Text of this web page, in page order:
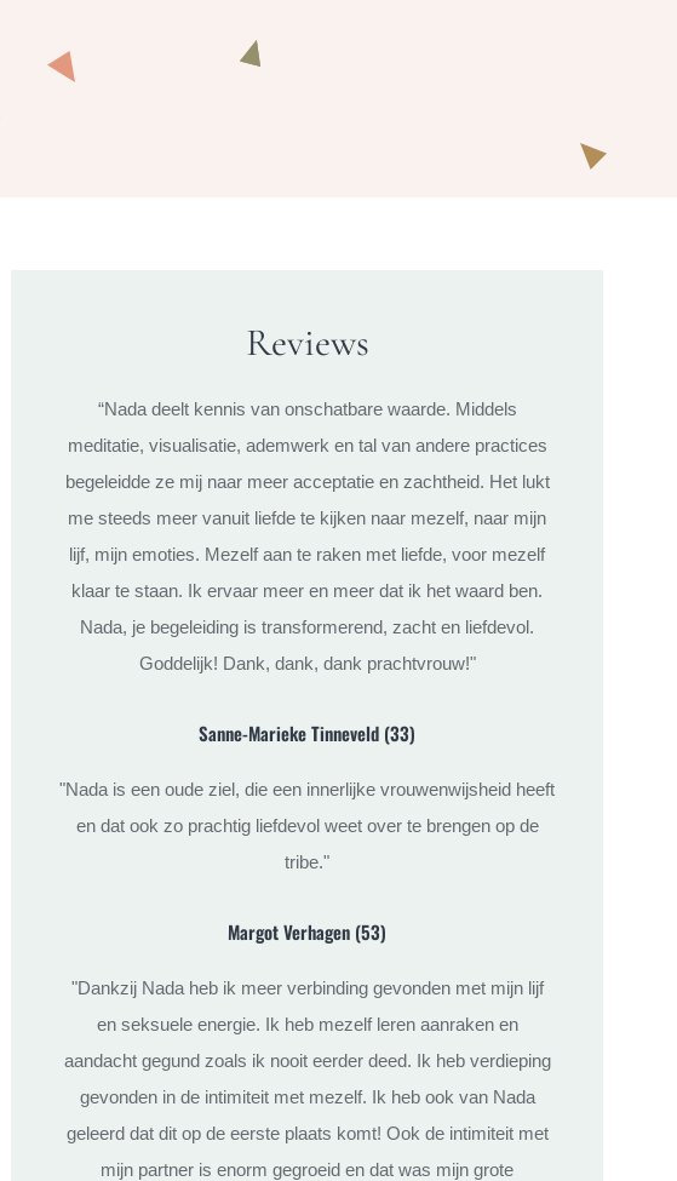
Reviews
“Nada deelt kennis van onschatbare waarde. Middels
meditatie, visualisatie, ademwerk en tal van andere practices
begeleidde ze mij naar meer acceptatie en zachtheid. Het lukt
me steeds meer vanuit liefde te kijken naar mezelf, naar mijn
lijf, mijn emoties. Mezelf aan te raken met liefde, voor mezelf
klaar te staan. Ik ervaar meer en meer dat ik het waard ben.
Nada, je begeleiding is transformerend, zacht en liefdevol.
Goddelijk! Dank, dank, dank prachtvrouw!"
Sanne-Marieke Tinneveld (33)
"Nada is een oude ziel, die een innerlijke vrouwenwijsheid heeft
en dat ook zo prachtig liefdevol weet over te brengen op de
tribe."
Margot Verhagen (53)
"Dankzij Nada heb ik meer verbinding gevonden met mijn lijf
en seksuele energie. Ik heb mezelf leren aanraken en
aandacht gegund zoals ik nooit eerder deed. Ik heb verdieping
gevonden in de intimiteit met mezelf. Ik heb ook van Nada
geleerd dat dit op de eerste plaats komt! Ook de intimiteit met
mijn partner is enorm gegroeid en dat was mijn grote